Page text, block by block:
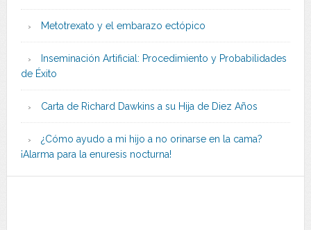
Metotrexato y el embarazo ectópico
Inseminación Artificial: Procedimiento y Probabilidades
de Éxito
Carta de Richard Dawkins a su Hija de Diez Años
¿Cómo ayudo a mi hijo a no orinarse en la cama?
¡Alarma para la enuresis nocturna!